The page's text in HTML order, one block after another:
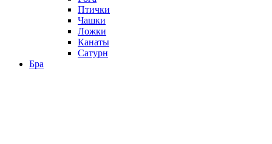
Птички
Чашки
Ложки
Канаты
Сатурн
Бра